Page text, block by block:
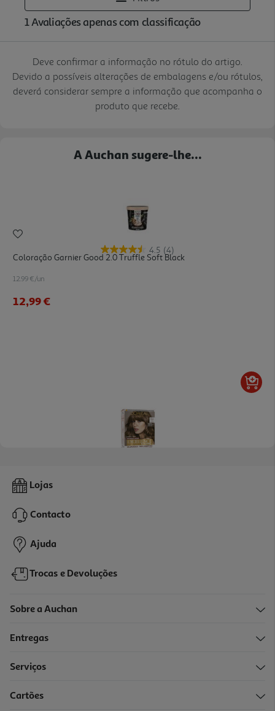
Deve confirmar a informação no rótulo do artigo.
Devido a possíveis alterações de embalagens e/ou rótulos,
deverá considerar sempre a informação que acompanha o
produto que recebe.
A Auchan sugere-lhe...
4.5 (4)
Coloração Garnier Good 2.0 Truffle Soft Black
12.99 €/un
12,99 €
Coloração Excellence Universal Nudes Dark Blond 6u
8,99 €
Lojas
Contacto
Ajuda
Trocas e Devoluções
Sobre a Auchan
Entregas
Serviços
Cartões